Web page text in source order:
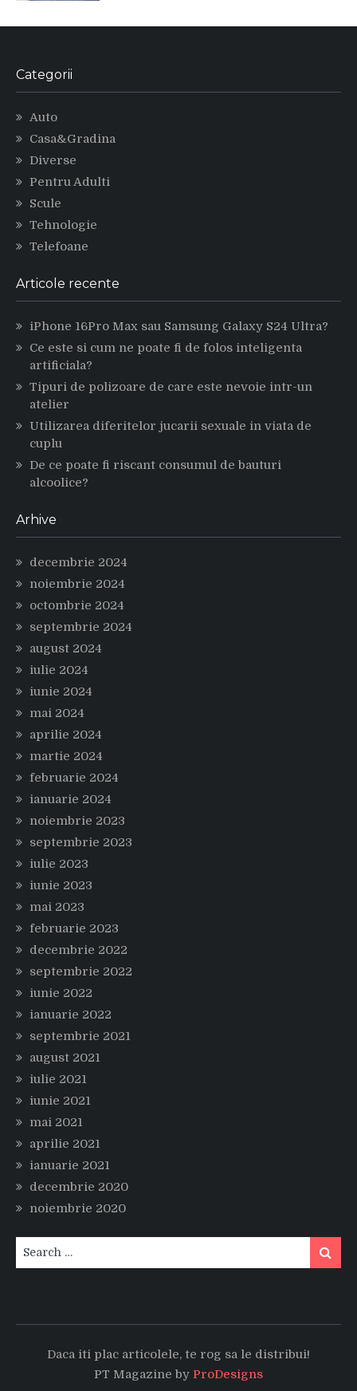
Categorii
Auto
Casa&Gradina
Diverse
Pentru Adulti
Scule
Tehnologie
Telefoane
Articole recente
iPhone 16Pro Max sau Samsung Galaxy S24 Ultra?
Ce este si cum ne poate fi de folos inteligenta
artificiala?
Tipuri de polizoare de care este nevoie intr-un
atelier
Utilizarea diferitelor jucarii sexuale in viata de
cuplu
De ce poate fi riscant consumul de bauturi
alcoolice?
Arhive
decembrie 2024
noiembrie 2024
octombrie 2024
septembrie 2024
august 2024
iulie 2024
iunie 2024
mai 2024
aprilie 2024
martie 2024
februarie 2024
ianuarie 2024
noiembrie 2023
septembrie 2023
iulie 2023
iunie 2023
mai 2023
februarie 2023
decembrie 2022
septembrie 2022
iunie 2022
ianuarie 2022
septembrie 2021
august 2021
iulie 2021
iunie 2021
mai 2021
aprilie 2021
ianuarie 2021
decembrie 2020
noiembrie 2020
Search
for:
Search
Daca iti plac articolele, te rog sa le distribui!
PT Magazine by ProDesigns